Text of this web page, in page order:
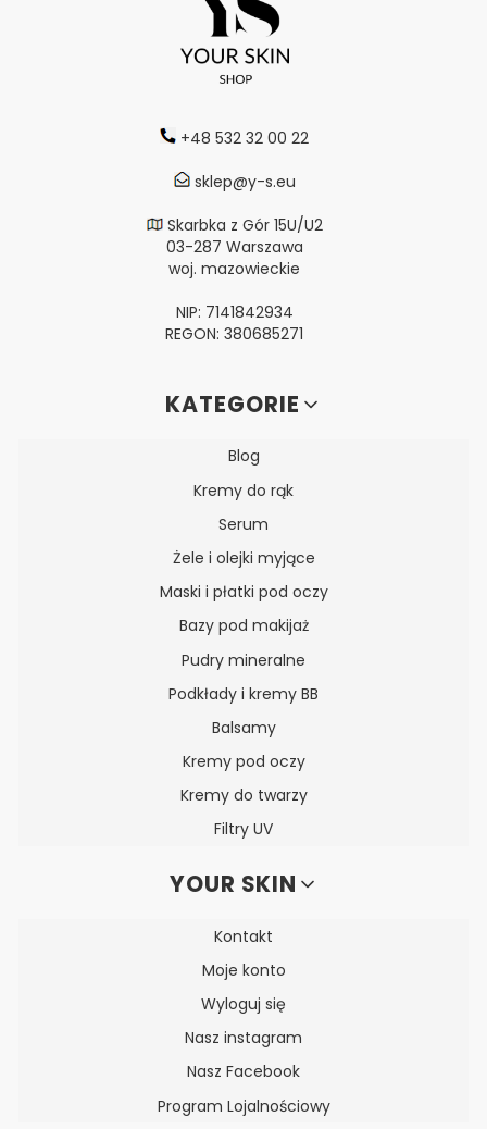
+48 532 32 00 22
sklep@y-s.eu
Skarbka z Gór 15U/U2
03-287 Warszawa
woj. mazowieckie
NIP: 7141842934
REGON: 380685271
Linki w stopceKATEGORIE
Blog
Kremy do rąk
Serum
Żele i olejki myjące
Maski i płatki pod oczy
Bazy pod makijaż
Pudry mineralne
Podkłady i kremy BB
Balsamy
Kremy pod oczy
Kremy do twarzy
Filtry UV
YOUR SKIN
Kontakt
Moje konto
Wyloguj się
Nasz instagram
Nasz Facebook
Program Lojalnościowy